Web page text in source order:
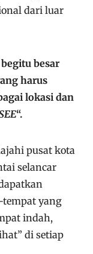
dari luar
besar
harus
lokasi dan
“.
pusat kota
selancar
tempat yang
indah,
di setiap